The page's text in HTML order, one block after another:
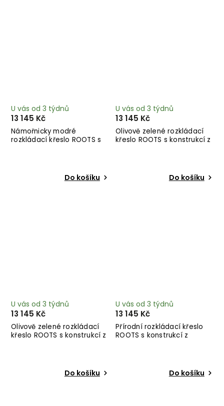
Námořnicky modré
rozkládací křeslo ROOTS s
U vás od 3 týdnů
13 145 Kč
Do košíku
Olivově zelené rozkládací
křeslo ROOTS s konstrukcí z
U vás od 3 týdnů
13 145 Kč
Do košíku
Olivově zelené rozkládací
křeslo ROOTS s konstrukcí z
U vás od 3 týdnů
13 145 Kč
Do košíku
Přírodní rozkládací křeslo
ROOTS s konstrukcí z
U vás od 3 týdnů
13 145 Kč
Do košíku